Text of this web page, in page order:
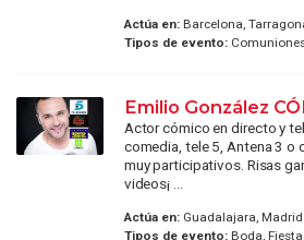
Actúa en:Barcelona,
Tipos de evento:
Emilio González
Actor cómico en directo y
comedia, tele 5, Antena 3 o
muy participativos. Risas
videos¡ ...
Actúa en:Guadalajara, Madrid
Tipos de evento:Boda,